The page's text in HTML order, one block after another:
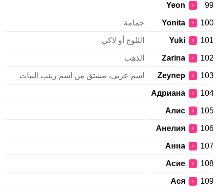
99
♀
Yeon
100
♀
Yonita حمامة
101
♀
Yuki الثلوج أو لاكي
102
♀
Zarina الذهب
103
♀
Zeynep اسم عربي، مشتق من اسم زينب النبات
104
♀
Адриана
105
♀
Алис
106
♀
Анелия
107
♀
Анна
108
♀
Асие
109
♀
Ася